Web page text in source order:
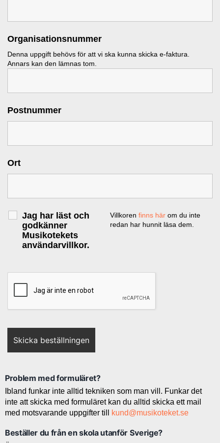
Organisationsnummer
Denna uppgift behövs för att vi ska kunna skicka e-faktura.
Annars kan den lämnas tom.
Postnummer
Ort
Jag har läst och
godkänner
Musikotekets
användarvillkor.
Villkoren finns här om du inte
redan har hunnit läsa dem.
Problem med formuläret?
Ibland funkar inte alltid tekniken som man vill. Funkar det
inte att skicka med formuläret kan du alltid skicka ett mail
med motsvarande uppgifter till
kund@musikoteket.se
Beställer du från en skola utanför Sverige?